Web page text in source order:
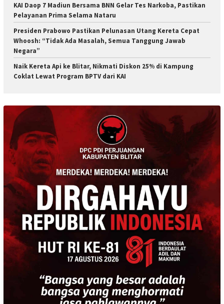
KAI Daop 7 Madiun Bersama BNN Gelar Tes Narkoba, Pastikan
Pelayanan Prima Selama Nataru
Presiden Prabowo Pastikan Pelunasan Utang Kereta Cepat
Whoosh: “Tidak Ada Masalah, Semua Tanggung Jawab
Negara”
Naik Kereta Api ke Blitar, Nikmati Diskon 25% di Kampung
Coklat Lewat Program BPTV dari KAI